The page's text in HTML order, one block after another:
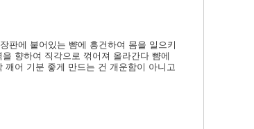
판에 붙어있는 뺨에 흥건하여 몸을 일으키
향하여 직각으로 꺾어져 올라간다 뺨에
어 기분 좋게 만드는 건 개운함이 아니고